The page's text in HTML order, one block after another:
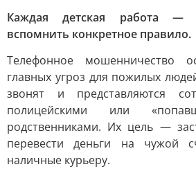
Каждая детская работа —
вспомнить конкретное правило.
Телефонное мошенничество
главных угроз для пожилых
звонят и представляются
полицейскими или
родственниками. Их цель —
перевести деньги на чужой
наличные курьеру.